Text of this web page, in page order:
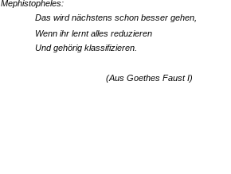
Mephistopheles:
Das wird nächstens schon besser gehen,
Wenn ihr lernt alles reduzieren
Und gehörig klassifizieren.
(Aus Goethes Faust I)